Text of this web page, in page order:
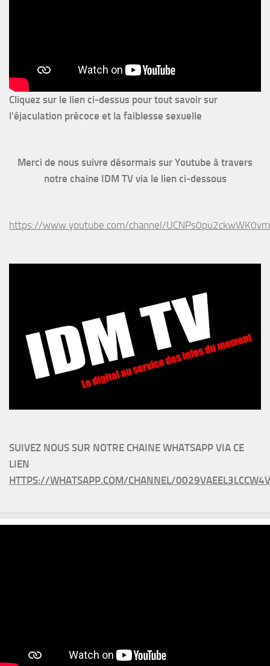
Cliquez sur le lien ci-dessus pour tout savoir sur
l'éjaculation précoce et la faiblesse sexuelle
Merci de nous suivre désormais sur Youtube à travers
notre chaine IDM TV via le lien ci-dessous
https://www.youtube.com/channel/
SUIVEZ NOUS SUR NOTRE CHAINE WHATSAPP VIA CE
LIEN
HTTPS://WHATSAPP.COM/CHANNEL/